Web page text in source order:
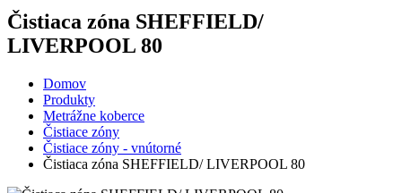
Čistiaca zóna SHEFFIELD/
LIVERPOOL 80
Domov
Produkty
Metrážne koberce
Čistiace zóny
Čistiace zóny - vnútorné
Čistiaca zóna SHEFFIELD/ LIVERPOOL 80